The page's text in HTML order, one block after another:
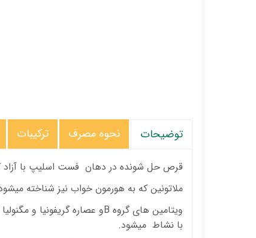
توضیحات نحوه مصرف ترکیبات
قرص حل شونده در دهان فست اسلیپ با آزاد
ملاتونین که به هورمون خواب نیز شناخته
ویتامین های گروه Bو عصاره گریفونیا و
با نشاط میشود.